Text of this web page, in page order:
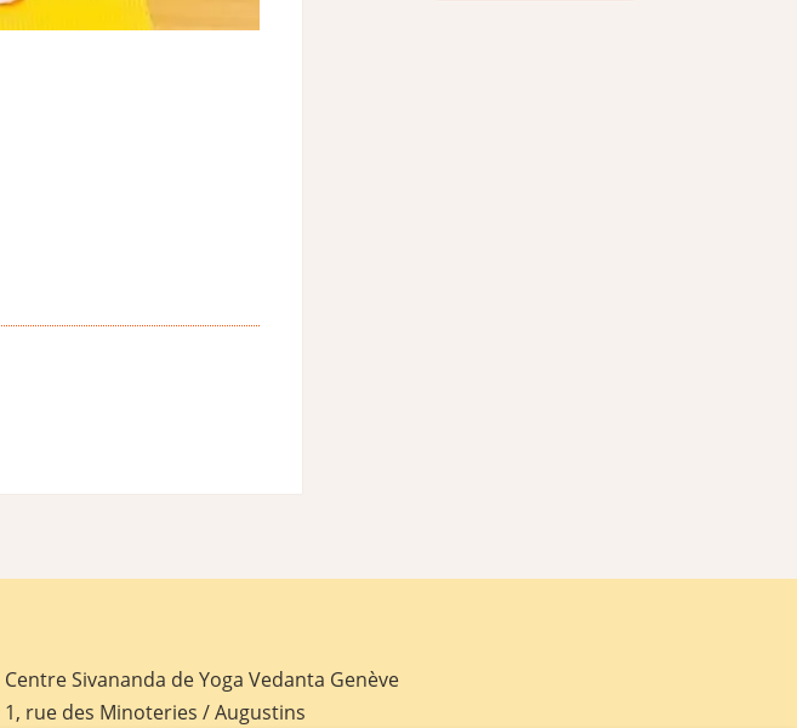
Centre Sivananda de Yoga Vedanta Genève
1, rue des Minoteries / Augustins